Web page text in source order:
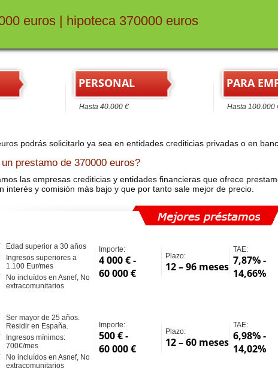
euros | hipoteca 370000 euros
PERSONAL
Hasta 40.000 €
PARA
Hasta 100.000
podrás solicitarlo ya sea en entidades crediticias privadas o en
prestamo de 370000 euros?
las empresas crediticias y entidades financieras que ofrece
interés y comisión más bajo y que por tanto sale mejor de precio.
Edad superior a 30 años
Ingresos superiores a
1.100 Eur/mes
No incluídos en Asnef, No
extracomunitarios
Importe:
4 000 € -
60 000 €
Plazo:
12 – 96 meses
TAE:
7,87% -
14,66%
Ser mayor de 25 años.
Residir en España.
Ingresos mínimos:
700€/mes
No incluídos en Asnef, No
extracomunitarios
Importe:
500 € -
60 000 €
Plazo:
12 – 60 meses
TAE:
6,98% -
14,02%